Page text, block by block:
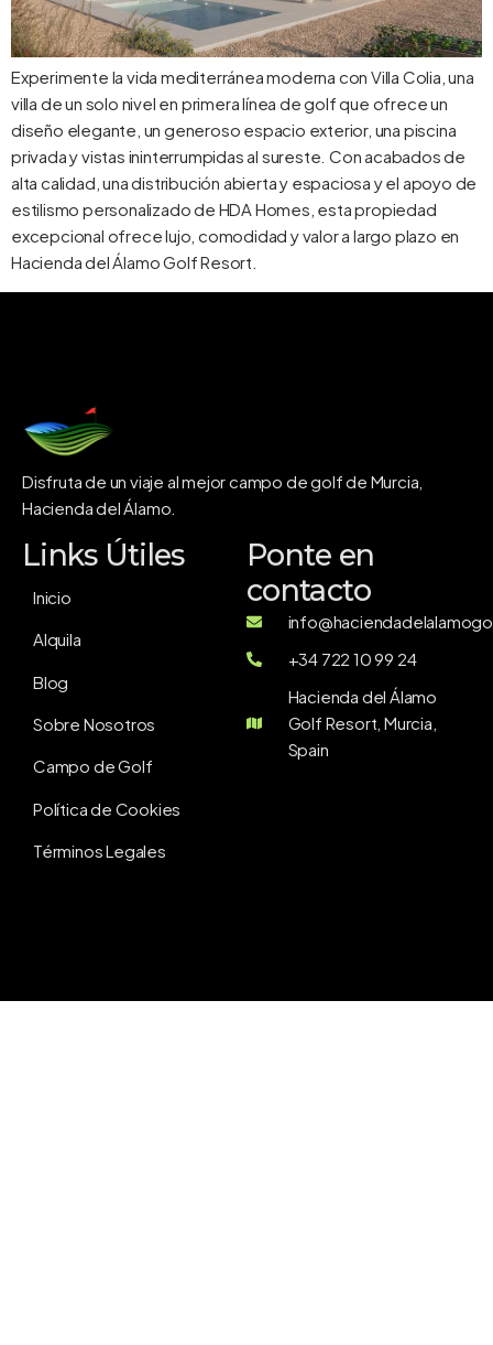
Experimente la vida mediterránea moderna con Villa Colia, una
villa de un solo nivel en primera línea de golf que ofrece un
diseño elegante, un generoso espacio exterior, una piscina
privada y vistas ininterrumpidas al sureste. Con acabados de
alta calidad, una distribución abierta y espaciosa y el apoyo de
estilismo personalizado de HDA Homes, esta propiedad
excepcional ofrece lujo, comodidad y valor a largo plazo en
Hacienda del Álamo Golf Resort.
Disfruta de un viaje al mejor campo de golf de Murcia,
Hacienda del Álamo.
Links Útiles
Inicio
Alquila
Blog
Sobre Nosotros
Campo de Golf
Política de Cookies
Términos Legales
Ponte en
contacto
+34 722 10 99 24
Hacienda del Álamo
Golf Resort, Murcia,
Spain